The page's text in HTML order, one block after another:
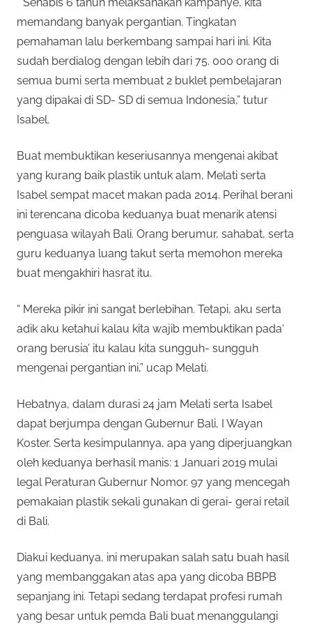
memandang banyak pergantian. Tingkatan
pemahaman lalu berkembang sampai hari ini. Kita
sudah berdialog dengan lebih dari 75. 000 orang di
semua bumi serta membuat 2 buklet pembelajaran
yang dipakai di SD- SD di semua Indonesia,” tutur
Isabel.
Buat membuktikan keseriusannya mengenai akibat
yang kurang baik plastik untuk alam, Melati serta
Isabel sempat macet makan pada 2014. Perihal berani
ini terencana dicoba keduanya buat menarik atensi
penguasa wilayah Bali. Orang berumur, sahabat, serta
guru keduanya luang takut serta memohon mereka
buat mengakhiri hasrat itu.
“ Mereka pikir ini sangat berlebihan. Tetapi, aku serta
adik aku ketahui kalau kita wajib membuktikan pada‘
orang berusia’ itu kalau kita sungguh- sungguh
mengenai pergantian ini,” ucap Melati.
Hebatnya, dalam durasi 24 jam Melati serta Isabel
dapat berjumpa dengan Gubernur Bali, I Wayan
Koster. Serta kesimpulannya, apa yang diperjuangkan
oleh keduanya berhasil manis: 1 Januari 2019 mulai
legal Peraturan Gubernur Nomor. 97 yang mencegah
pemakaian plastik sekali gunakan di gerai- gerai retail
di Bali.
Diakui keduanya, ini merupakan salah satu buah hasil
yang membanggakan atas apa yang dicoba BBPB
sepanjang ini. Tetapi sedang terdapat profesi rumah
yang besar untuk pemda Bali buat menanggulangi